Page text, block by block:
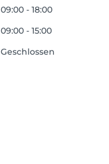
09:00 - 18:00
09:00 - 15:00
Geschlossen